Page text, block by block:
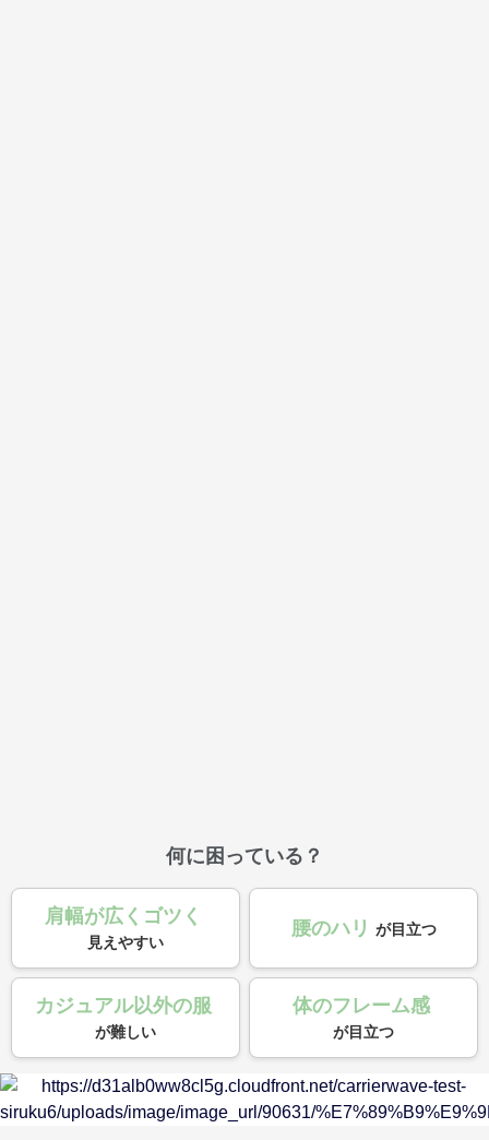
何に困っている？
肩幅が広くゴツく
見えやすい
腰のハリ が目立つ
カジュアル以外の服
が難しい
体のフレーム感
が目立つ